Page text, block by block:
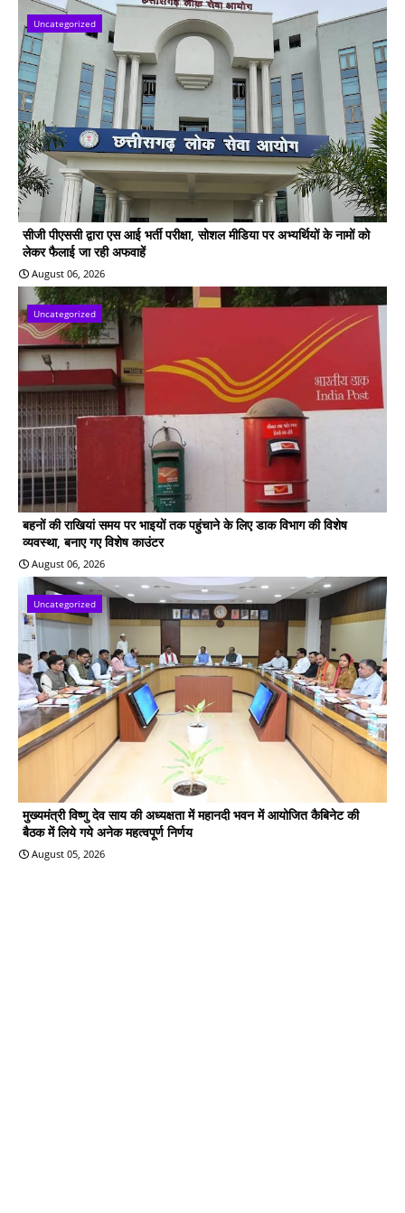
Uncategorized
सीजी पीएससी द्वारा एस आई भर्ती परीक्षा, सोशल मीडिया पर अभ्यर्थियों के नामों को
लेकर फैलाई जा रही अफवाहें
August 06, 2026
Uncategorized
बहनों की राखियां समय पर भाइयों तक पहुंचाने के लिए डाक विभाग की विशेष
व्यवस्था, बनाए गए विशेष काउंटर
August 06, 2026
Uncategorized
मुख्यमंत्री विष्णु देव साय की अध्यक्षता में महानदी भवन में आयोजित कैबिनेट की
बैठक में लिये गये अनेक महत्वपूर्ण निर्णय
August 05, 2026